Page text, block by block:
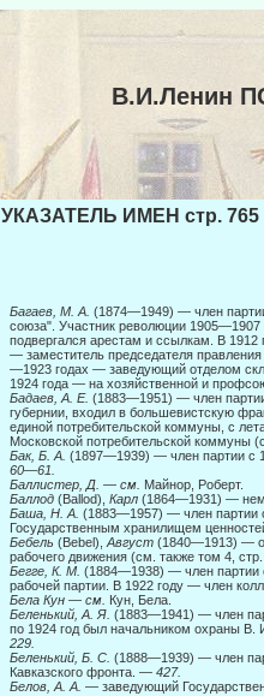
В.И.Ленин
УКАЗАТЕЛЬ ИМЕН стр. 765
Багаев, М. А. (1874—1949) — член партии
союза". Участник революции
подвергался арестам и ссылкам. В 1912
— заместитель председателя
—1923 годах — заведующий от­делом
1924 года — на хозяйственной и
Бадаев, А. Е. (1883—1951) — член партии
губернии, входил в большевистскую
единой потребительской коммуны, с
Московской потребительской коммуны
Бак, Б. А. (1897—1939) — член партии с
60—61.
Баллистер, Д. — см. Майнор, Роберт.
Баллод (Ballod), Карл (1864—1931) —
Баша, Н. А. (1883—1957) — член партии
Государственным хранилищем
Бебель (Bebel), Август (1840—1913) —
рабочего движения (см. также том 4,
Бегге, К. М. (1884—1938) — член партии
рабочей партии. В 1922 году — член
Бела Кун — см.
Кун, Бела.
Беленький, А. Я. (1883—1941) — член
по 1924 год был начальником охраны
229.
Беленький, Б. С. (1888—1939) — член
Кавказского фронта. — 427.
Белов, А. А. — заведующий